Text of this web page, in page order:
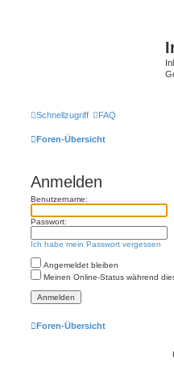
Schnellzugriff FAQ
Foren-Übersicht
Anmelden
Benutzername:
Passwort:
Ich habe mein Passwort vergessen
Angemeldet bleiben
Meinen Online-Status während
Foren-Übersicht